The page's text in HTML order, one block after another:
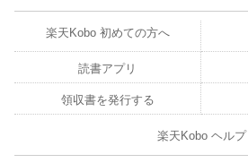
楽天Kobo 初めての方へ
読書アプリ
領収書を発行する
楽天Kobo ヘルプ